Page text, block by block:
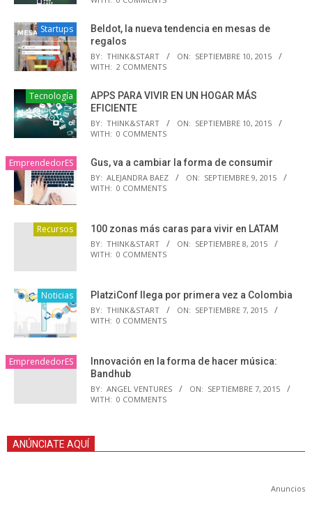
Startups
Beldot, la nueva tendencia en mesas de
regalos
BY: THINK&START ON: SEPTIEMBRE 10, 2015
WITH: 2 COMMENTS
Tecnología
APPS PARA VIVIR EN UN HOGAR MÁS
EFICIENTE
BY: THINK&START ON: SEPTIEMBRE 10, 2015
WITH: 0 COMMENTS
EmprendedorES Gus, va a cambiar la forma de consumir
BY: ALEJANDRA BAEZ ON: SEPTIEMBRE 9, 2015
WITH: 0 COMMENTS
Recursos 100 zonas más caras para vivir en LATAM
BY: THINK&START ON: SEPTIEMBRE 8, 2015
WITH: 0 COMMENTS
Noticias PlatziConf llega por primera vez a Colombia
BY: THINK&START ON: SEPTIEMBRE 7, 2015
WITH: 0 COMMENTS
EmprendedorES
Innovación en la forma de hacer música:
Bandhub
BY: ANGEL VENTURES ON: SEPTIEMBRE 7, 2015
WITH: 0 COMMENTS
ANÚNCIATE AQUÍ
Anuncios